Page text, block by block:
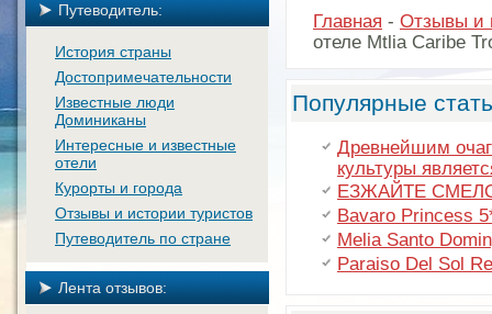
Путеводитель:
История страны
Достопримечательности
Известные люди
Доминиканы
Интересные и известные
отели
Курорты и города
Отзывы и истории туристов
Путеводитель по стране
Лента отзывов:
Главная - Отзывы и
отеле Mtlia Caribe
Популярные
Древнейшим
культуры
ЕЗЖАЙТЕ
Bavaro Princess
Melia Santo
Paraiso Del Sol